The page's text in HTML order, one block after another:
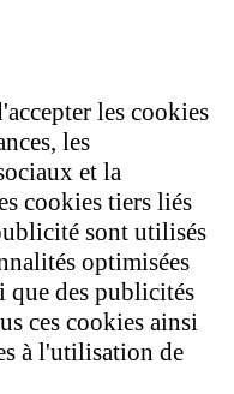
les cookies
les
et la
cookies tiers liés
sont utilisés
optimisées
que des publicités
ces cookies ainsi
à l'utilisation de